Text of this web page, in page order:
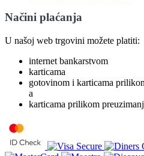
Načini plaćanja
U našoj web trgovini možete platiti:
internet bankarstvom
karticama
gotovinom i karticama
a
karticama prilikom